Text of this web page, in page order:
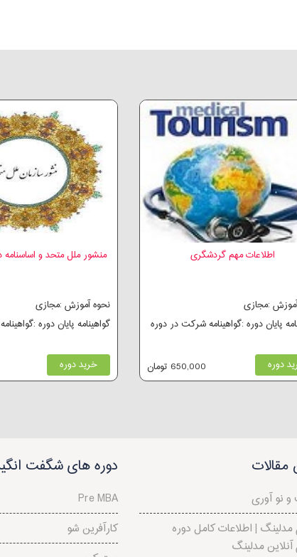
منشور ملل متحد و اساسنامه
نحوه آموزش :مجازی
گواهینامه پایان دوره
خرید دوره
اطلاعات مهم گردشگری
:مجازی
پایان دوره :گواهینامه شرکت در دوره
دوره 650,000 تومان
مقالات
و نو آوری
| اطلاعات کامل دوره
مدلینگ
دوره های شگفت
Pre MBA
کارآفرین شو